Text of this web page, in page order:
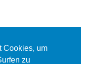
Cookies, um
zu